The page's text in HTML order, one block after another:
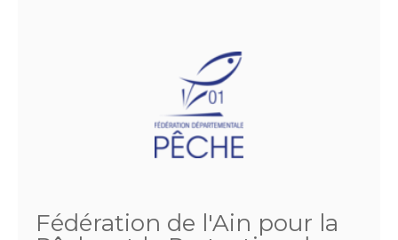
Fédération de l'Ain pour la